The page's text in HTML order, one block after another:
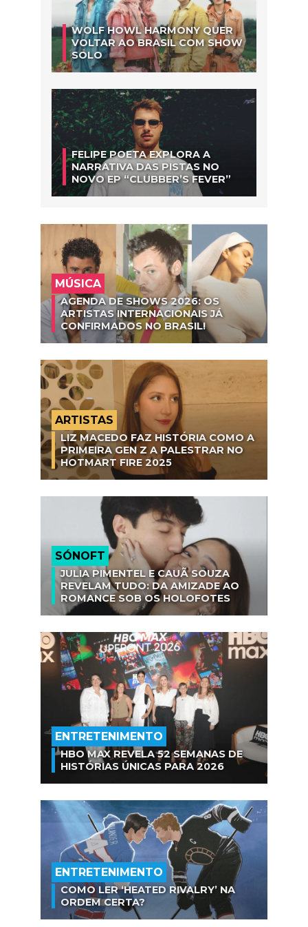
WOLF HOWL HARMONY QUER
VOLTAR AO BRASIL COM SHOW
SOLO
FELIPE POETA EXPLORA A
NARRATIVA DAS PISTAS NO
NOVO EP “CLUBBER’S FEVER”
MÚSICA
AGENDA DE SHOWS 2026: OS
ARTISTAS INTERNACIONAIS JÁ
CONFIRMADOS NO BRASIL!
ARTISTAS
LIZ MACEDO FAZ HISTÓRIA COMO A
PRIMEIRA GEN Z A PALESTRAR NO
HOTMART FIRE 2025
SÓNOFT
JULIA PIMENTEL E CAUÃ SOUZA
REVELAM TUDO: DA AMIZADE AO
ROMANCE SOB OS HOLOFOTES
ENTRETENIMENTO
HBO MAX REVELA 52 SEMANAS DE
HISTÓRIAS ÚNICAS PARA 2026
ENTRETENIMENTO
COMO LER ‘HEATED RIVALRY’ NA
ORDEM CERTA?